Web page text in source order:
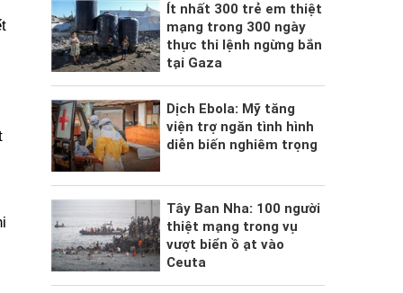
Ít nhất 300 trẻ em thiệt
mạng trong 300 ngày
thực thi lệnh ngừng bắn
tại Gaza
Dịch Ebola: Mỹ tăng
viện trợ ngăn tình hình
diễn biến nghiêm trọng
Tây Ban Nha: 100 người
thiệt mạng trong vụ
vượt biển ồ ạt vào
Ceuta